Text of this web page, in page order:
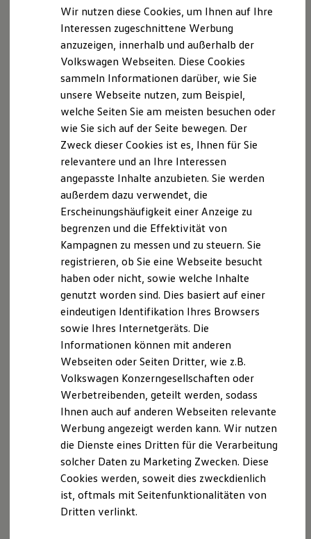
Laden unterwegs
Laden Zuhause
Ladestationen finden
Ladezeitensimulator
Batterie
Sicherheit
Nachhaltigkeit
Technologie
Kosten und Kauf
Kaufoptionen
E-Auto-Förderung
Software und Konnektivität
Die ID. Software 6
ID. Software Versionen und Updates
Digitale Extras
Schnittstellen zu Ihrem ID.
Hybridautos
Marke und Erlebnis
Volkswagen R und R Experience
R-Modelle
R Experience
Driving Experience
Volkswagen entdecken
Werkbesichtigung
Lifestyle Shop
T-Roc Kollektion
Golf Kollektion
ID. Kollektion
Volkswagen Kollektion
R-Kollektion
GTI Kollektion
Fußball Drop
we drive football
#wedriveproud
Besitzer und Service
Software Updates
Service und Ersatzteile
USt-IdNr: DE353201802
Hinweis gemäß § 36
Verbraucherstreitbeilegungsgesetz (VSBG):
Wir sind weder verpflichtet noch bereit, an einem
Streitbeilegungsverfahren vor einer
Verbraucherschlichtungsstelle teilzunehmen.
Datenschutzinformationen
Datenschutzbeauftragte:
SK-Consulting Group GmbH
Osterweg 2
32549 Bad Oeynhausen
Telefon: +49 5731 49064-38
E-Mail:vgrd@sk-consulting.com
Verantwortlich für journalistisch-redaktionelle
Inhalte nach § 18 Abs. 2 MStV:
Lutz Zwerger, VGRDD GmbH (Bremer Str. 35, 01067
Dresden)
Datenschutzerklärung
INFORMATIONEN ZUM UMGANG MIT IHREN DATEN
AUF DIESER WEBSEITE
1. VORBEMERKUNG
Die folgenden Punkte sollen Ihnen Informationen
Wir nutzen diese Cookies, um Ihnen auf Ihre
Interessen zugeschnittene Werbung
anzuzeigen, innerhalb und außerhalb der
Volkswagen Webseiten. Diese Cookies
sammeln Informationen darüber, wie Sie
unsere Webseite nutzen, zum Beispiel,
welche Seiten Sie am meisten besuchen oder
wie Sie sich auf der Seite bewegen. Der
Zweck dieser Cookies ist es, Ihnen für Sie
relevantere und an Ihre Interessen
angepasste Inhalte anzubieten. Sie werden
außerdem dazu verwendet, die
Erscheinungshäufigkeit einer Anzeige zu
begrenzen und die Effektivität von
Kampagnen zu messen und zu steuern. Sie
registrieren, ob Sie eine Webseite besucht
haben oder nicht, sowie welche Inhalte
genutzt worden sind. Dies basiert auf einer
eindeutigen Identifikation Ihres Browsers
sowie Ihres Internetgeräts. Die
Informationen können mit anderen
Webseiten oder Seiten Dritter, wie z.B.
Volkswagen Konzerngesellschaften oder
Werbetreibenden, geteilt werden, sodass
Ihnen auch auf anderen Webseiten relevante
Werbung angezeigt werden kann. Wir nutzen
die Dienste eines Dritten für die Verarbeitung
solcher Daten zu Marketing Zwecken. Diese
Cookies werden, soweit dies zweckdienlich
ist, oftmals mit Seitenfunktionalitäten von
Dritten verlinkt.